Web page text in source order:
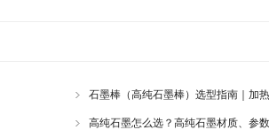
石墨棒（高纯石墨棒）选型指南｜加
高纯石墨怎么选？高纯石墨材质、参